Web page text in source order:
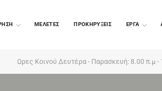
ΜΕΛΕΤΕΣ ΠΡΟΚΗΡΥΞΕΙΣ EΡΓΑ
Ωρες Κοινού Δευτέρα - Παρασκευή: 8.00 π.μ -